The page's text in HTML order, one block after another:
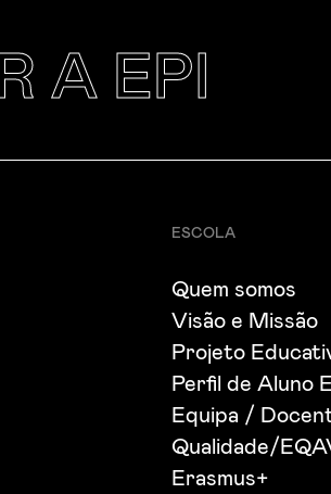
A EPI
ESCOLA
Quem somos
Visão e Missão
Projeto
Perfil de Aluno
Equipa /
Qualidade/
Erasmus+